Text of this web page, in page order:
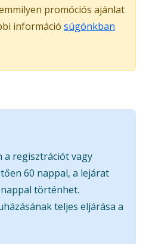
promóciós ajánlat
információ súgónkban
a regisztrációt vagy
60 nappal, a lejárat
történhet.
teljes eljárása a